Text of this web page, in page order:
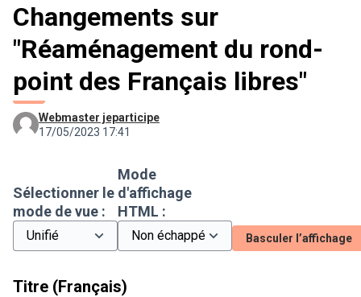
Changements sur
"Réaménagement du rond-
point des Français libres"
Webmaster jeparticipe
17/05/2023 17:41
Sélectionner le
mode de vue :
Mode
d'affichage
HTML :
Basculer l’affichage
Titre (Français)